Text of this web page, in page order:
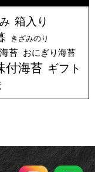
箱入り
きざみのり
苔 おにぎり海苔
付海苔 ギフト